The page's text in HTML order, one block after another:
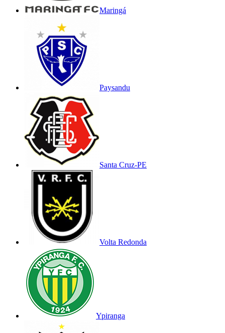
Maringá
Paysandu
Santa Cruz-PE
Volta Redonda
Ypiranga